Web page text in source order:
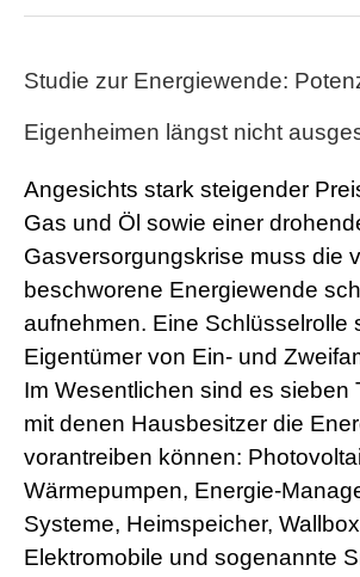
Studie zur Energiewende:
Eigenheimen längst nicht
Angesichts stark steigender
Gas und Öl sowie einer
Gasversorgungskrise muss die
beschworene Energiewende
aufnehmen. Eine Schlüsselrolle
Eigentümer von Ein- und
Im Wesentlichen sind es sieben
mit denen Hausbesitzer die
vorantreiben können:
Wärmepumpen, Energie-
Systeme, Heimspeicher,
Elektromobile und sogenannte